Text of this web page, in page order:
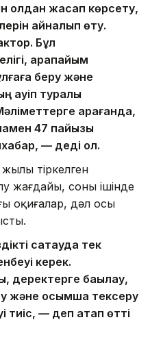
қолдан жасап көрсету,
айналып өту.
Бұл
қарапайым
беру және
қауіп туралы
қарағанда,
47 пайызы
— деді ол.
тіркелген
жағдайы, соның ішінде
оқиғалар, дәл осы
сақтауда тек
керек.
деректерге бақылау,
және қосымша тексеру
тиіс, — деп атап өтті